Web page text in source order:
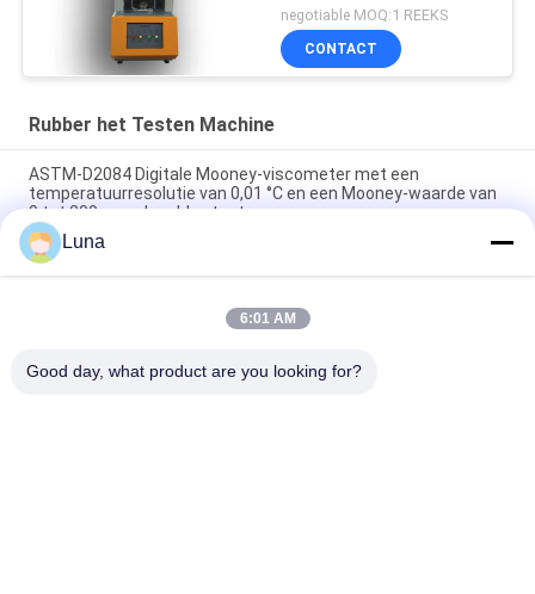
negotiable MOQ:1 REEKS
CONTACT
Rubber het Testen Machine
ASTM-D2084 Digitale Mooney-viscometer met een
temperatuurresolutie van 0,01 °C en een Mooney-waarde van
0 tot 200 voor de rubbertest
Het laboratorium gebruikte Enige de Reometer van de
Spaandercontrole Rubber het Testen Machine zonder Rotor
ISO 180 digitale Charpy-impacttester met een botssnelheid
Luna
6:01 AM
Good day, what product are you looking for?